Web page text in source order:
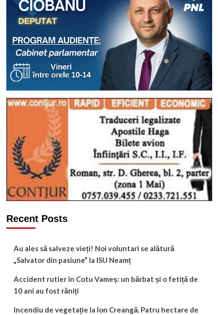
Recent Posts
Au ales să salveze vieți! Noi voluntari se alătură
„Salvator din pasiune” la ISU Neamț
Accident rutier în Cotu Vameș: un bărbat și o fetiță de
10 ani au fost răniți
Incendiu de vegetație la Ion Creangă. Patru hectare de